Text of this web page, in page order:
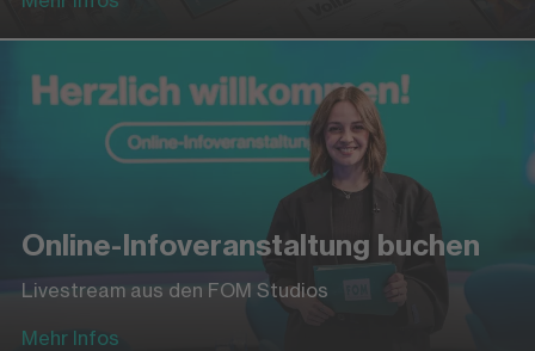
Online-Infoveranstaltung buchen
Livestream aus den FOM Studios
Mehr Infos